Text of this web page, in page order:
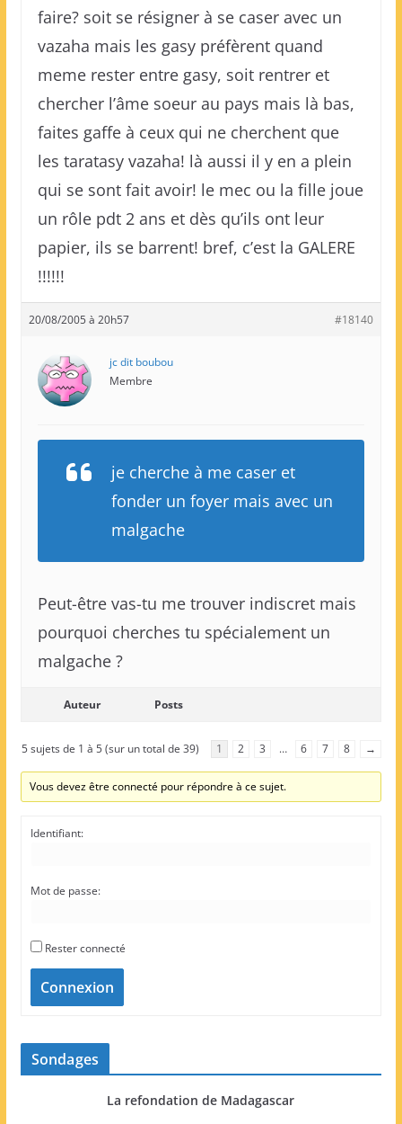
faire? soit se résigner à se caser avec un
vazaha mais les gasy préfèrent quand
meme rester entre gasy, soit rentrer et
chercher l’âme soeur au pays mais là bas,
faites gaffe à ceux qui ne cherchent que
les taratasy vazaha! là aussi il y en a plein
qui se sont fait avoir! le mec ou la fille joue
un rôle pdt 2 ans et dès qu’ils ont leur
papier, ils se barrent! bref, c’est la GALERE
!!!!!!
20/08/2005 à 20h57 #18140
jc dit boubou
Membre
je cherche à me caser et
fonder un foyer mais avec un
malgache
Peut-être vas-tu me trouver indiscret mais
pourquoi cherches tu spécialement un
malgache ?
Auteur Posts
5 sujets de 1 à 5 (sur un total de 39) 1 2 3 … 6 7 8 →
Vous devez être connecté pour répondre à ce sujet.
Identifiant:
Mot de passe:
Rester connecté
Connexion
Sondages
La refondation de Madagascar